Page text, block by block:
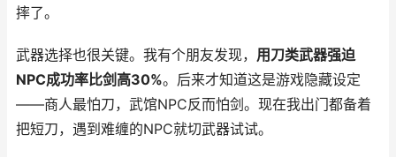
摔了。
武器选择也很关键。我有个朋友发现， 用刀类武器强迫
NPC成功率比剑高30%。后来才知道这是游戏隐藏设定
——商人最怕刀，武馆NPC反而怕剑。现在我出门都备着
把短刀，遇到难缠的NPC就切武器试试。